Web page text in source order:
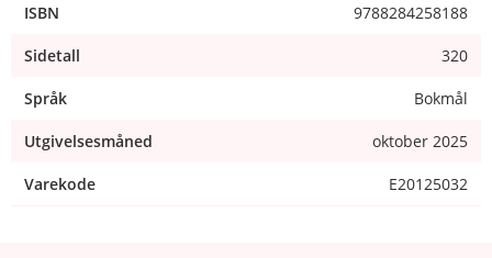
ISBN 9788284258188
Sidetall 320
Språk Bokmål
Utgivelsesmåned oktober 2025
Varekode E20125032